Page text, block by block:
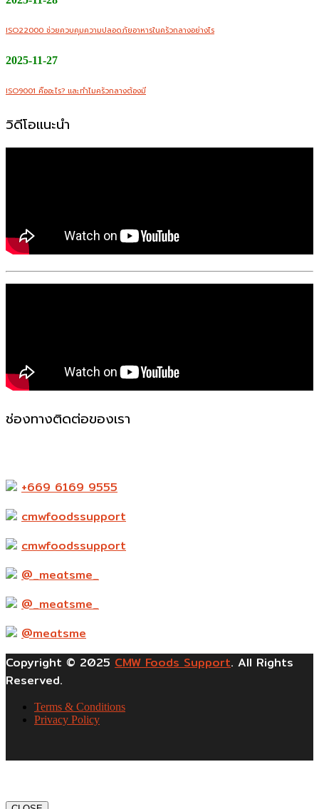
ISO22000 ช่วยควบคุมความปลอดภัยอาหารในครัวกลางอย่างไร
2025-11-27
ISO9001 คืออะไร? และทำไมครัวกลางต้องมี
วิดีโอแนะนำ
ช่องทางติดต่อของเรา
+669 6169 9555
cmwfoodssupport
cmwfoodssupport
@_meatsme_
@_meatsme_
@meatsme
Copyright © 2025 CMW Foods Support. All Rights
Reserved.
Terms & Conditions
Privacy Policy